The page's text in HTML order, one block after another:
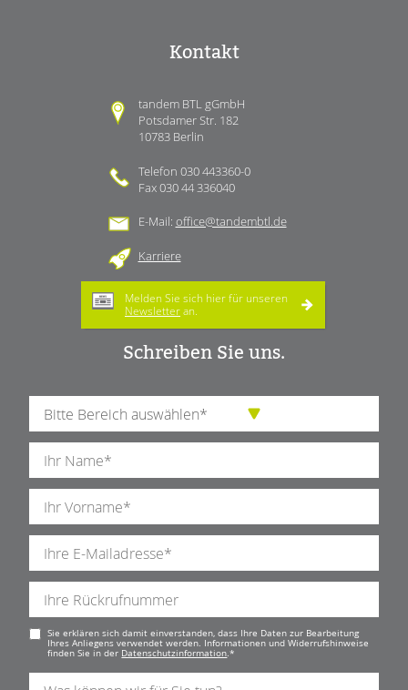
Kontakt
tandem BTL gGmbH
Potsdamer Str. 182
10783 Berlin
Telefon 030 443360-0
Fax 030 44 336040
E-Mail: office@tandembtl.de
Karriere
Melden Sie sich hier für unseren
Newsletteran.
Schreiben Sie uns.
Pflichtfeld
Sie erklären sich damit einverstanden, dass Ihre Daten zur Bearbeitung
Ihres Anliegens verwendet werden. Informationen und Widerrufshinweise
finden Sie in der Datenschutzinformation.*